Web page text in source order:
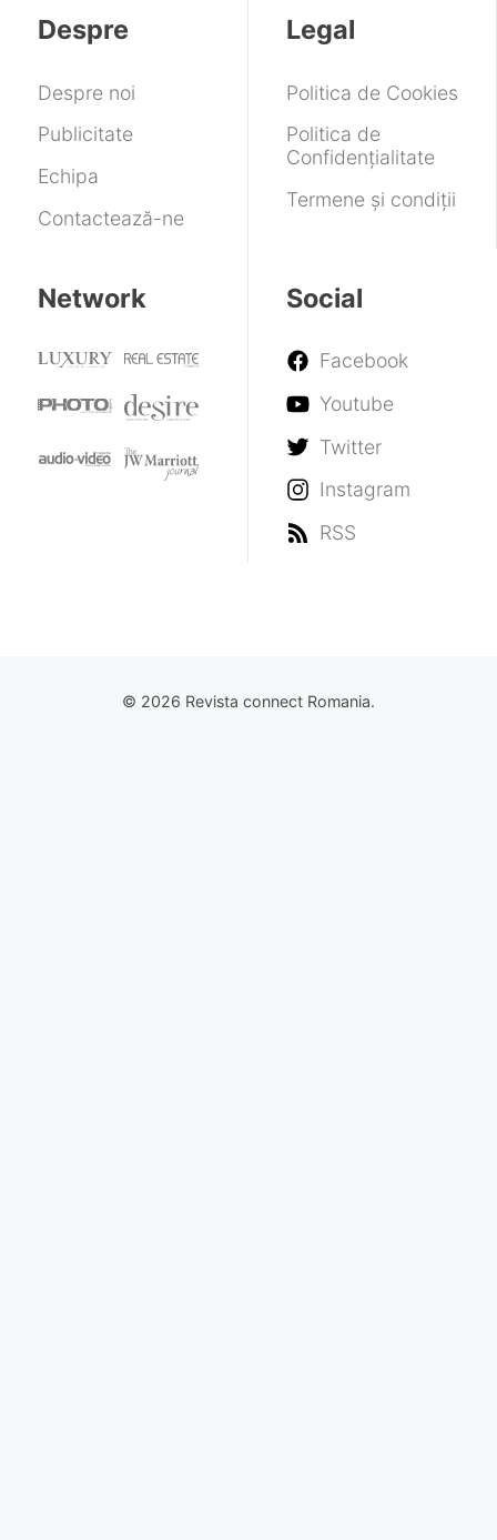
de
pânădivizia
memorie
RAM
Despre
Despre noi
Publicitate
Echipa
Contactează-ne
Legal
Politica de Cookies
Politica de
Confidențialitate
Termene și condiții
Network Social
Facebook
Youtube
Twitter
Instagram
RSS
© 2026 Revista connect Romania.